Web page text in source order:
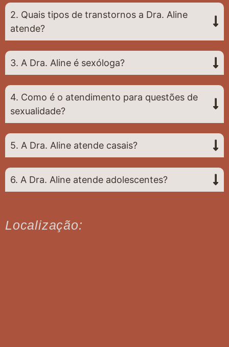
2. Quais tipos de transtornos a Dra. Aline
atende?
3. A Dra. Aline é sexóloga?
4. Como é o atendimento para questões de
sexualidade?
5. A Dra. Aline atende casais?
6. A Dra. Aline atende adolescentes?
Localização: